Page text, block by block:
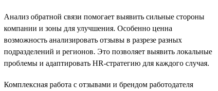
Анализ обратной связи помогает выявить сильные стороны
компании и зоны для улучшения. Особенно ценна
возможность анализировать отзывы в разрезе разных
подразделений и регионов. Это позволяет выявить локальные
проблемы и адаптировать HR-стратегию для каждого случая.
Комплексная работа с отзывами и брендом работодателя